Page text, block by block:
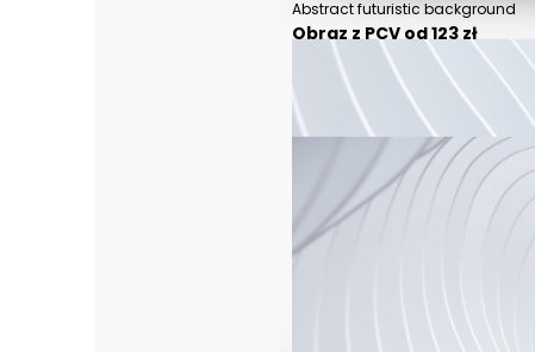
Abstract futuristic background
Obraz z PCV od 123 zł